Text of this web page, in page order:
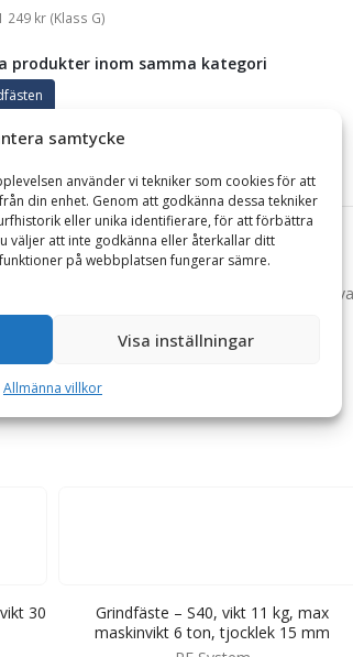
samtycke
använder vi tekniker som cookies för att
din enhet. Genom att godkänna dessa tekniker
eller unika identifierare, för att förbättra
väljer att inte godkänna eller återkallar ditt
på webbplatsen fungerar sämre.
Visa inställningar
Allmänna villkor
249 kr(Klass G)
produkter inom samma kategori
är tillverkad i Lidköping och är av
30
Grindfäste – S40, vikt 11 kg, max
maskinvikt 6 ton, tjocklek 15 mm